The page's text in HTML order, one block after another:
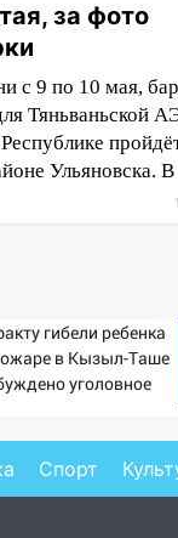
за фото
с 9 по 10 мая,
Тяньваньской
Ульяновска. В
гибели ребенка
в Кызыл-Таше
уголовное
Спорт